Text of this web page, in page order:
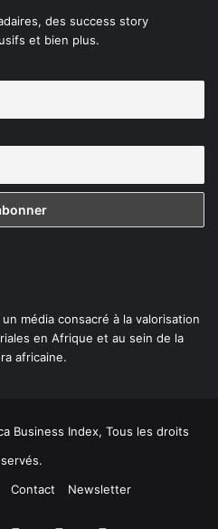
des success story
et bien plus.
média consacré à la valorisation
en Afrique et au sein de la
africaine.
Business Index, Tous les droits
Contact Newsletter